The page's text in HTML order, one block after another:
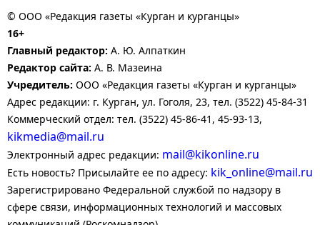
© ООО «Редакция газеты «Курган и курганцы»
16+
Главный редактор: А. Ю. Алпаткин
Редактор сайта: А. В. Мазеина
Учредитель: ООО «Редакция газеты «Курган и курганцы»
Адрес редакции: г. Курган, ул. Гоголя, 23, тел. (3522) 45-84-31
Коммерческий отдел: тел. (3522) 45-86-41, 45-93-13,
kikmedia@mail.ru
Электронный адрес редакции: mail@kikonline.ru
Есть новость? Присылайте ее по адресу: kik_online@mail.ru
Зарегистрировано Федеральной службой по надзору в
сфере связи, информационных технологий и массовых